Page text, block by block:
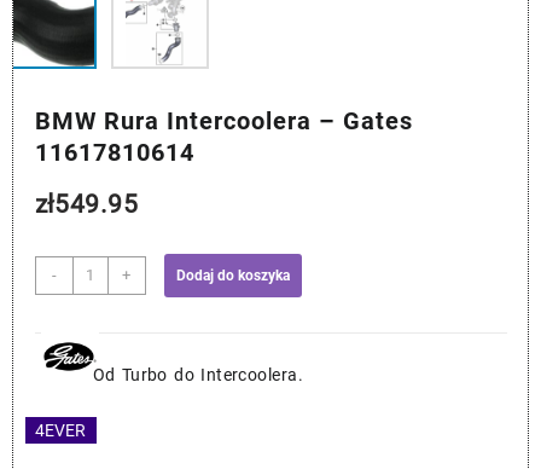
4EVER
BMW Rura Intercoolera – Gates
11617810614
zł549.95
-
ilość
BMW
Intercoolera
-
11617810614
+ Dodaj do koszyka
Od Turbo do Intercoolera.